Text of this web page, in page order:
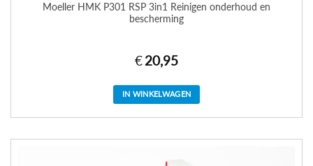
Moeller HMK P301 RSP 3in1 Reinigen onderhoud en
bescherming
€20,95
IN WINKELWAGEN